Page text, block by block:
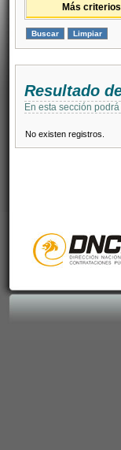
Más
Resultado
En esta sección
No existen registros.